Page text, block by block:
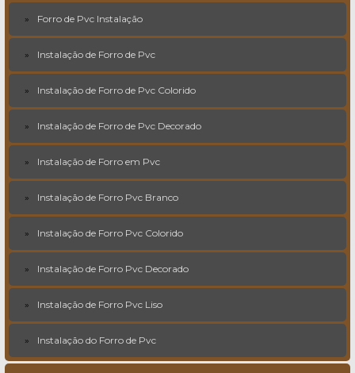
Forro de Pvc Instalação
Instalação de Forro de Pvc
Instalação de Forro de Pvc Colorido
Instalação de Forro de Pvc Decorado
Instalação de Forro em Pvc
Instalação de Forro Pvc Branco
Instalação de Forro Pvc Colorido
Instalação de Forro Pvc Decorado
Instalação de Forro Pvc Liso
Instalação do Forro de Pvc